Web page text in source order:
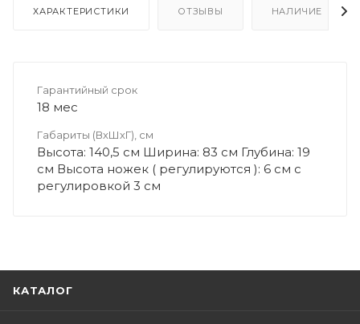
ХАРАКТЕРИСТИКИ ОТЗЫВЫ НАЛИЧИЕ
Гарантийный срок
18 мес
Габариты (ВхШхГ), см
Высота: 140,5 см Ширина: 83 см Глубина: 19
см Высота ножек ( регулируются ): 6 см с
регулировкой 3 см
КАТАЛОГ